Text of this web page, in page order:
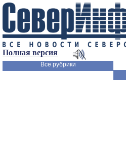
Полная версия
Все рубрики